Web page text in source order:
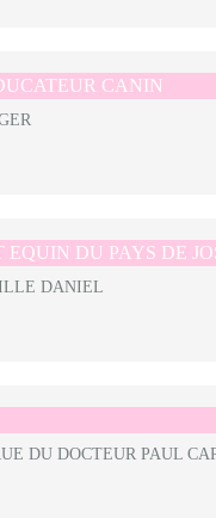
CANIN
DU PAYS DE
DANIEL
DU DOCTEUR PAUL